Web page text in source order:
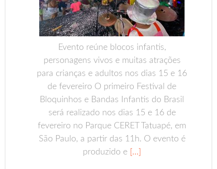
Evento reúne blocos infantis,
personagens vivos e muitas atrações
para crianças e adultos nos dias 15 e 16
de fevereiro O primeiro Festival de
Bloquinhos e Bandas Infantis do Brasil
será realizado nos dias 15 e 16 de
fevereiro no Parque CERET Tatuapé, em
São Paulo, a partir das 11h. O evento é
produzido e […]